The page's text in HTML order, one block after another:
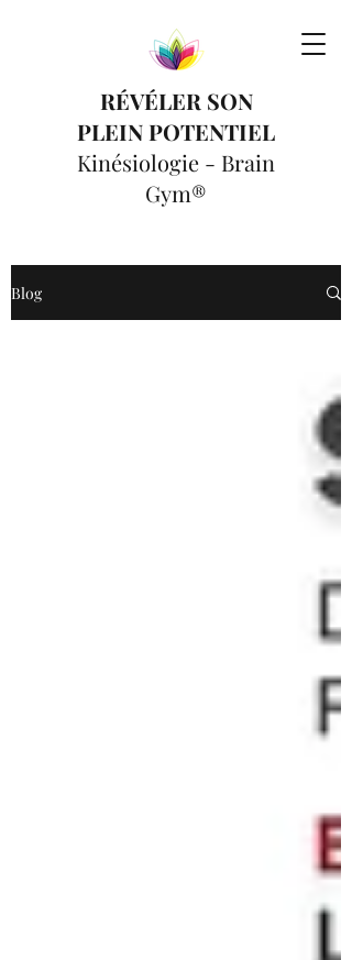
RÉVÉLER SON
PLEIN POTENTIEL
Kinésiologie - Brain
Gym®
Blog